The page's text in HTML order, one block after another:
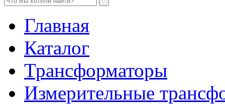
Главная
Каталог
Трансформаторы
Измерительные